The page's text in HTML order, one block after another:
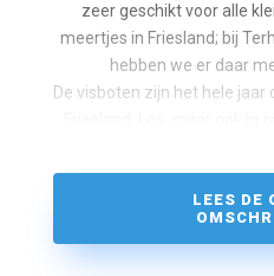
zeer geschikt voor alle
meertjes in Friesland; bij
hebben we er daar
De visboten zijn het hele jaar
LEES DE